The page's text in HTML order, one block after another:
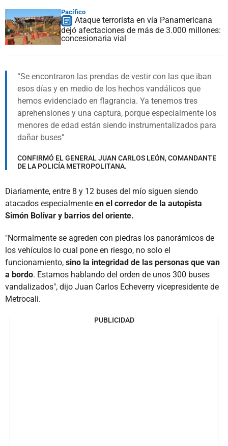
Pacífico
Ataque terrorista en vía Panamericana
dejó afectaciones de más de 3.000 millones:
concesionaria vial
Se encontraron las prendas de vestir con las que iban
esos días y en medio de los hechos vandálicos que
hemos evidenciado en flagrancia. Ya tenemos tres
aprehensiones y una captura, porque especialmente los
menores de edad están siendo instrumentalizados para
dañar buses
CONFIRMÓ EL GENERAL JUAN CARLOS LEÓN, COMANDANTE
DE LA POLICÍA METROPOLITANA.
Diariamente, entre 8 y 12 buses del mío siguen siendo
atacados especialmente en el corredor de la autopista
Simón Bolívar y barrios del oriente.
"Normalmente se agreden con piedras los panorámicos de
los vehículos lo cual pone en riesgo, no solo el
funcionamiento, sino la integridad de las personas que van
a bordo. Estamos hablando del orden de unos 300 buses
vandalizados", dijo Juan Carlos Echeverry vicepresidente de
Metrocali.
PUBLICIDAD